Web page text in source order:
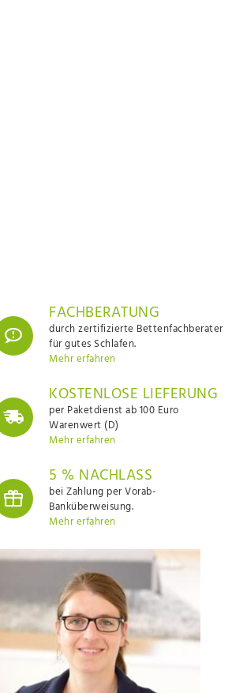
FACHBERATUNG
durch zertifizierte Bettenfachberater
für gutes Schlafen.
Mehr erfahren
KOSTENLOSE LIEFERUNG
per Paketdienst ab 100 Euro
Warenwert (D)
Mehr erfahren
5 % NACHLASS
bei Zahlung per Vorab-
Banküberweisung.
Mehr erfahren